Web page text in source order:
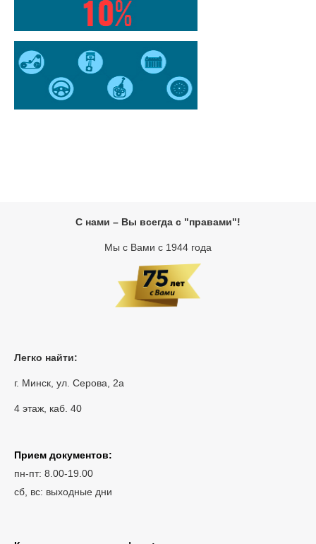
С нами – Вы всегда с "правами"!
Мы с Вами с 1944 года
Легко найти:
г. Минск, ул. Серова, 2а
4 этаж, каб. 40
Прием документов:
пн-пт: 8.00-19.00
сб, вс: выходные дни